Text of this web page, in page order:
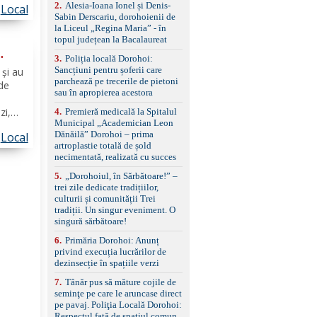
Local
au
Local
schimbare bandă și
menținere bandă Faruri
bi-xenon adaptive cu
asistent fază lungă
automată , lumini de zi
LED, proiectoare ceață
LED, spălătoare faruri
față/spate, cameră
marșarier Keyless entry
& start, geamuri electrice
față/spate, oglinzi
electrice, încălzite și
rabatabile Sistem hands-
free, Bluetooth, USB
Sistem start/stop, frână
de parcare electrică,
anvelope vară runflat
filtru de particule,
standard Euro 6 Trapă
panoramică, geamuri
remorcare Bonus: -
Covorașe textile montate
pe mașină. -Ofer și un
2. Alesia-Ioana Ionel și Denis-
Sabin Derscariu, dorohoienii de
la Liceul „Regina Maria” - în
topul județean la Bacalaureat
3. Poliția locală Dorohoi:
Sancțiuni pentru șoferii care
parchează pe trecerile de pietoni
sau în apropierea acestora
4. Premieră medicală la Spitalul
Municipal „Academician Leon
Dănăilă” Dorohoi – prima
artroplastie totală de șold
necimentată, realizată cu succes
5.
„Dorohoiul, în Sărbătoare!” –
trei zile dedicate tradițiilor,
culturii și comunității Trei
tradiții. Un singur eveniment. O
singură sărbătoare!
6. Primăria Dorohoi: Anunț
privind execuția lucrărilor de
dezinsecție în spațiile verzi
7. Tânăr pus să măture cojile de
seminţe pe care le aruncase direct
pe pavaj. Poliţia Locală Dorohoi: